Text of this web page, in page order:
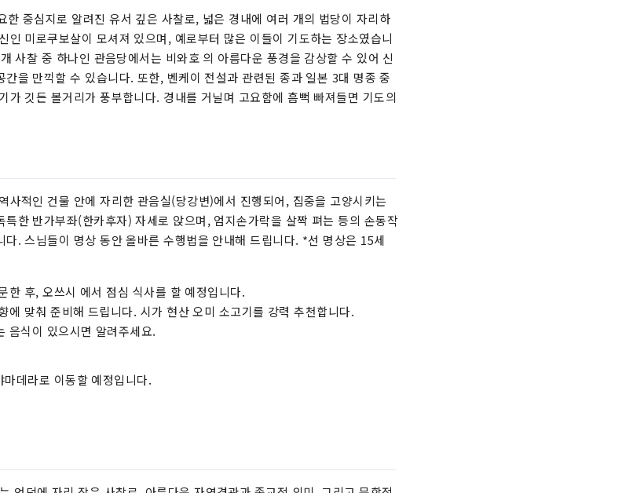
한 중심지로 알려진 유서 깊은 사찰로, 넓은 경내에 여러 개의 법당이 자리하
인 미로쿠보살이 모셔져 있으며, 예로부터 많은 이들이 기도하는 장소였습니
사찰 중 하나인 관음당에서는 비와호 의 아름다운 풍경을 감상할 수 있어 신
간을 만끽할 수 있습니다. 또한, 벤케이 전설과 관련된 종과 일본 3대 명종 중
가 깃든 볼거리가 풍부합니다. 경내를 거닐며 고요함에 흠뻑 빠져들면 기도의
사적인 건물 안에 자리한 관음실(당강변)에서 진행되어, 집중을 고양시키는
특한 반가부좌(한카후자) 자세로 앉으며, 엄지손가락을 살짝 펴는 등의 손동작
다. 스님들이 명상 동안 올바른 수행법을 안내해 드립니다. *선 명상은 15세
한 후, 오쓰시 에서 점심 식사를 할 예정입니다.
에 맞춰 준비해 드립니다. 시가 현산 오미 소고기를 강력 추천합니다.
음식이 있으시면 알려주세요.
데라로 이동할 예정입니다.